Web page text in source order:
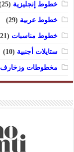
خطوط إنجليزية (25)
خطوط عربية (29)
خطوط مناسبات (21)
ستايلات أجنبية (10)
مخطوطات وزخارف